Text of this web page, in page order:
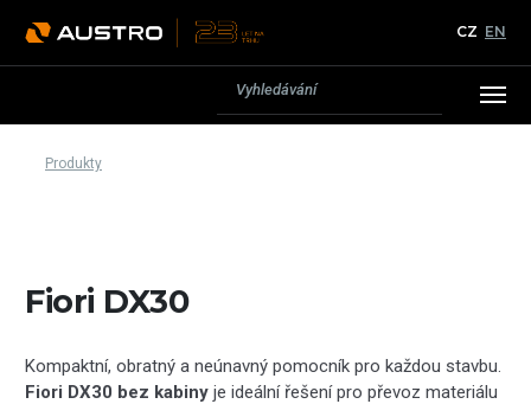
CZ EN
Produkty
Fiori DX30
Kompaktní, obratný a neúnavný pomocník pro každou stavbu.
Fiori DX30 bez kabiny je ideální řešení pro převoz materiálu